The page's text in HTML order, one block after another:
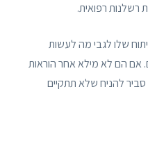
רשלנות רפואית.
שלו לגבי מה לעשות
אם הם לא מילא אחר הוראות
להניח שלא תתקיים